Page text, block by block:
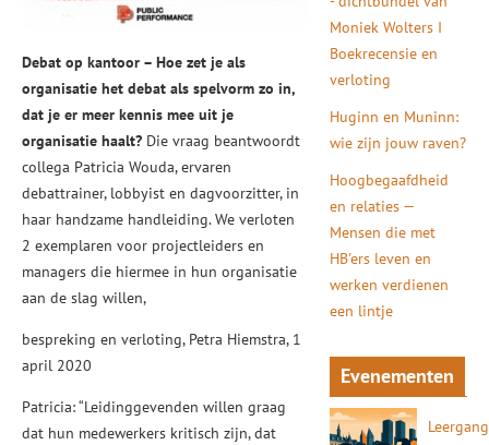
Debat op kantoor – Hoe zet je als
organisatie het debat als spelvorm zo in,
dat je er meer kennis mee uit je
organisatie haalt? Die vraag beantwoordt
collega Patricia Wouda, ervaren
debattrainer, lobbyist en dagvoorzitter, in
haar handzame handleiding. We verloten
2 exemplaren voor projectleiders en
managers die hiermee in hun organisatie
aan de slag willen,
bespreking en verloting, Petra Hiemstra, 1
april 2020
Patricia: “Leidinggevenden willen graag
dat hun medewerkers kritisch zijn, dat
Moniek Wolters I
Boekrecensie en
verloting
Huginn en Muninn:
wie zijn jouw raven?
Hoogbegaafdheid
en relaties —
Mensen die met
HB'ers leven en
werken verdienen
een lintje
Evenementen
Leergang